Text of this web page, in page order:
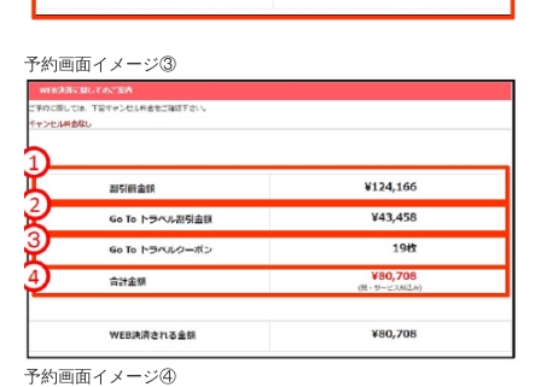
予約画面イメージ③
予約画面イメージ④